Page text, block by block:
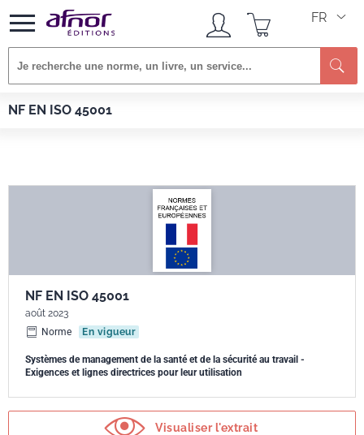
FR
NF EN ISO 45001
Afnor EDITIONS Normes
NF EN ISO 45001
août 2023
Norme
En vigueur
Systèmes de management de la santé et de la sécurité au travail -
Exigences et lignes directrices pour leur utilisation
Visualiser l'extrait